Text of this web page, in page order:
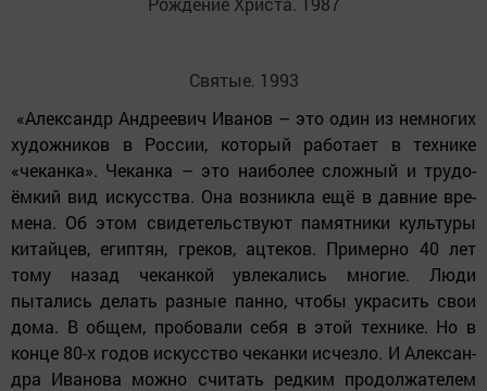
Святые. 1993
«Александр Андреевич Иванов – это один из немно­гих
художников в России, который работает в технике
«чеканка». Чеканка – это наиболее сложный и трудо­
ёмкий вид искусства. Она возникла ещё в давние вре­
мена. Об этом свидетельствуют памятники культуры
китайцев, египтян, греков, ацтеков. Примерно 40 лет
тому назад чеканкой увлекались многие. Люди
пытались делать разные панно, чтобы украсить свои
дома. В общем, пробовали себя в этой технике. Но в
конце 80-х годов ис­кусство чеканки исчезло. И Алексан­
дра Иванова можно считать редким продолжателем